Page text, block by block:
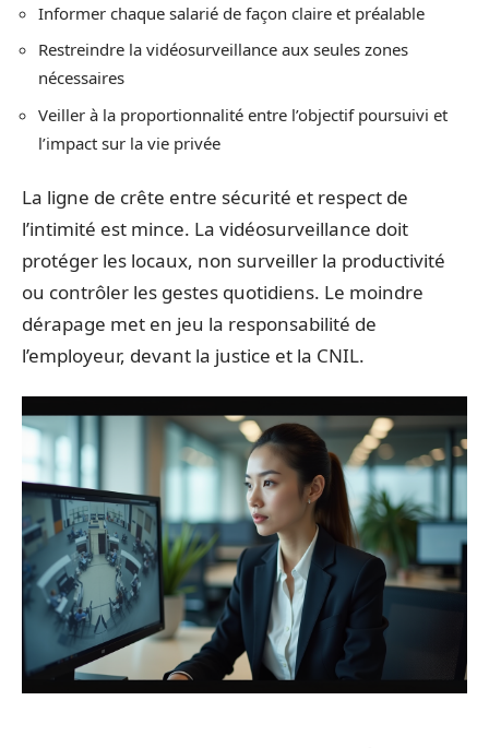
Informer chaque salarié de façon claire et préalable
Restreindre la vidéosurveillance aux seules zones
nécessaires
Veiller à la proportionnalité entre l’objectif poursuivi et
l’impact sur la vie privée
La ligne de crête entre sécurité et respect de
l’intimité est mince. La vidéosurveillance doit
protéger les locaux, non surveiller la productivité
ou contrôler les gestes quotidiens. Le moindre
dérapage met en jeu la responsabilité de
l’employeur, devant la justice et la CNIL.